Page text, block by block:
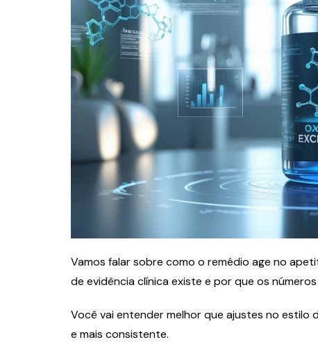
Vamos falar sobre como o remédio age no
de evidência clínica existe e por que os
Você vai entender melhor que ajustes no estilo
e mais consistente.